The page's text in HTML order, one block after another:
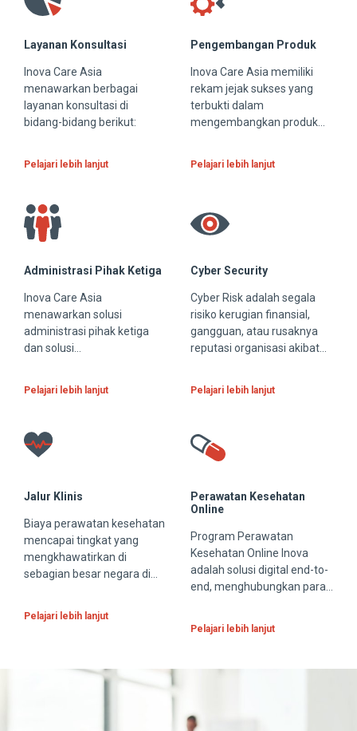
Layanan Konsultasi
Inova Care Asia
menawarkan berbagai
layanan konsultasi di
bidang-bidang berikut:
Pelajari lebih lanjut
Pengembangan Produk
Inova Care Asia memiliki
rekam jejak sukses yang
terbukti dalam
mengembangkan produk
dan AS. Kami bekerja
Pelajari lebih lanjut
Administrasi Pihak Ketiga
Inova Care Asia
menawarkan solusi
administrasi pihak ketiga
dan solusi
mengelola berbagai paket
berbagai pilihan termasuk
layanan medis, gigi, mata,
Pelajari lebih lanjut
Cyber Security
Cyber Risk adalah segala
risiko kerugian finansial,
gangguan, atau rusaknya
reputasi organisasi akibat
informasinya. Saat ini, di
jumlah pembelian dan
layanan transaksi online
yang menimbulkan
pelanggaran data.
Pelajari lebih lanjut
Jalur Klinis
Biaya perawatan kesehatan
mencapai tingkat yang
mengkhawatirkan di
sebagian besar negara di
dihasilkan berdasarkan
dan dapat mempengaruhi
Pelajari lebih lanjut
Perawatan Kesehatan
Online
Program Perawatan
Kesehatan Online Inova
adalah solusi digital end-to-
end, menghubungkan para
tambahan, apotek, dan
dalam lingkup yang
Pelajari lebih lanjut